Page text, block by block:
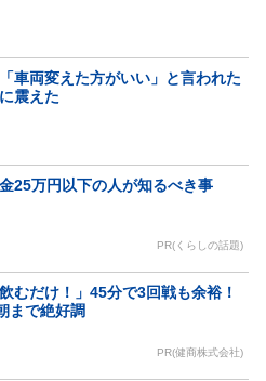
車両変えた方がいい」と言われた
震えた
25万円以下の人が知るべき事
PR(くらしの話題)
飲むだけ！」45分で3回戦も余裕！
まで絶好調
PR(健商株式会社)